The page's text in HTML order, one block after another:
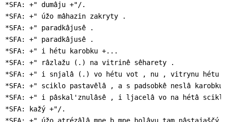
*SFA: +" dumâju +"/.
*SFA: +" úžo mâhazin zakryty .
*SFA: +" paradkâjusê .
*SFA: +" paradkâjusê .
*SFA: +" i hétu karobku +...
*SFA: +" râzlažu (.) na vitrinê sêharety .
*SFA: +" i snjalâ (.) vo hétu vot , nu , vitrynu hétu
*SFA: +" sciklo pastavêlâ , a s padsobkê neslâ
*SFA: +" i pâskal'znulâsê , i ljacelâ vo na hétâ
*SFA: kažý +"/.